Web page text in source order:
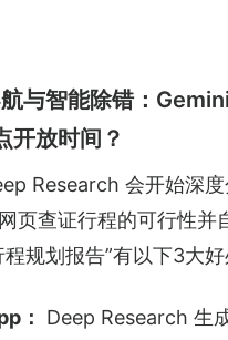
与智能除错：
开放时间？
Research 会开始深
页查证行程的可行性并
规划报告”有以下3大好
：
Deep Research 生